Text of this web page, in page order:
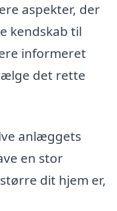
aspekter, der
kendskab til
informeret
det rette
anlæggets
en stor
dit hjem er,